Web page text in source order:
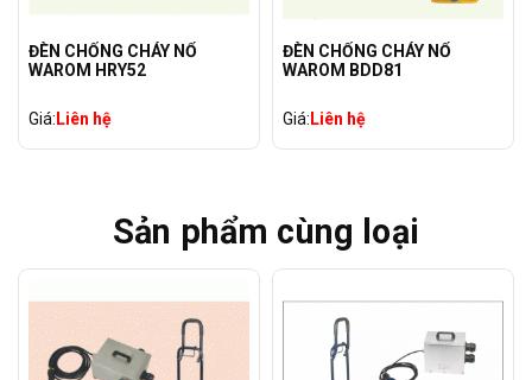
ĐÈN CHỐNG CHÁY NỔ
WAROM HRY52
Giá: Liên hệ
ĐÈN CHỐNG CHÁY NỔ
WAROM BDD81
Giá: Liên hệ
Sản phẩm cùng loại